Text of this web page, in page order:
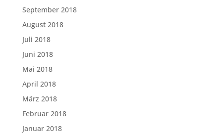
September 2018
August 2018
Juli 2018
Juni 2018
Mai 2018
April 2018
März 2018
Februar 2018
Januar 2018